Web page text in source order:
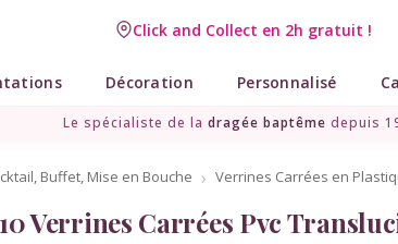
Click and Collect en 2h gratuit !
Décoration Personnalisé
Le spécialiste de la dragée baptême depuis
Buffet, Mise en Bouche Verrines Carrées en
10 Verrines Carrées Pvc